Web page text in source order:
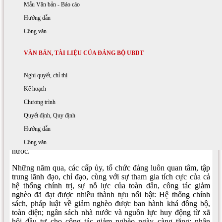
Học tập và làm theo tấm gương đạo đức Hồ Chí Minh
Quyết định - Quy định
Hướng dẫn
Công văn
VĂN BẢN, TÀI LIỆU CỦA ĐẢNG BỘ UBDT
Nghị quyết, chỉ thị
Kế hoạch
Chương trình
Quyết định, Quy định
Hướng dẫn
Công văn
Mẫu Văn bản - Báo cáo
đạo của Đảng đối với công tác giảm nghèo bền
vững đến năm 2030
02:41 PM 30/06/2021
Ngày 23/6, Ban Bí thư đã ban hành Chỉ thị số 05-CT/TW, về
tăng cường sự lãnh đạo của Đảng đối với công tác giảm nghèo
bền vững đến năm 2030. Nội dung cụ thể như sau:
Đảng và Nhà nước ta xác định công tác giảm nghèo bền vững
là chủ trương lớn, quan trọng, nhất quán, xuyên suốt trong quá
trình thực hiện công cuộc đổi mới, xây dựng và phát triển đất
nước.
Những năm qua, các cấp ủy, tổ chức đảng luôn quan tâm, tập
trung lãnh đạo, chỉ đạo, cùng với sự tham gia tích cực của cả
hệ thống chính trị, sự nỗ lực của toàn dân, công tác giảm
nghèo đã đạt được nhiều thành tựu nổi bật: Hệ thống chính
sách, pháp luật về giảm nghèo được ban hành khá đồng bộ,
toàn diện; ngân sách nhà nước và nguồn lực huy động từ xã